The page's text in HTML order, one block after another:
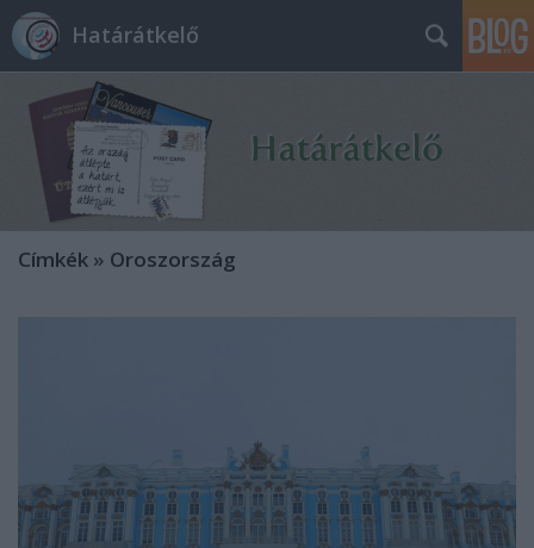
Határátkelő
Címkék » Oroszország